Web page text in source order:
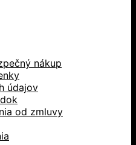
nákup
údajov
od zmluvy